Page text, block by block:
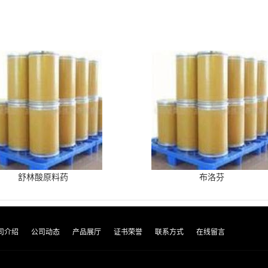
舒林酸原料药 布洛芬
介绍 公司动态 产品展厅 证书荣誉 联系方式 在线留言